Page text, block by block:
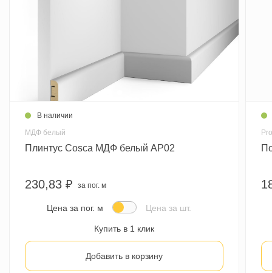
В наличии
МДФ белый
Плинтус Cosca МДФ белый AP02
230,83 ₽ за пог. м
Цена за пог. м Цена за шт.
Купить в 1 клик
Добавить в корзину